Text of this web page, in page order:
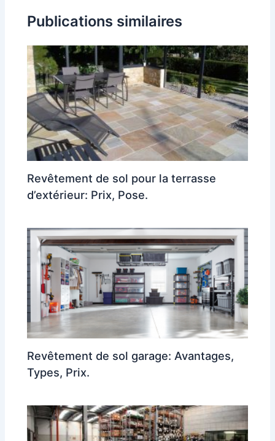
Publications similaires
Revêtement de sol pour la terrasse
d’extérieur: Prix, Pose.
Revêtement de sol garage: Avantages,
Types, Prix.